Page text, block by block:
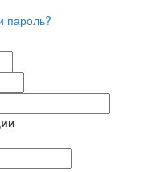
пароль?